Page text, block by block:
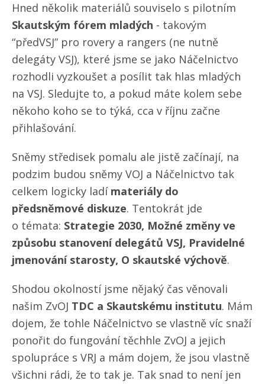
Hned několik materiálů souviselo s pilotním
Skautským fórem mladých - takovým
“předVSJ” pro rovery a rangers (ne nutně
delegáty VSJ), které jsme se jako Náčelnictvo
rozhodli vyzkoušet a posílit tak hlas mladých
na VSJ. Sledujte to, a pokud máte kolem sebe
někoho koho se to týká, cca v říjnu začne
přihlašování.
Sněmy středisek pomalu ale jistě začínají, na
podzim budou sněmy VOJ a Náčelnictvo tak
celkem logicky ladí materiály do
předsněmové diskuze. Tentokrát jde
o témata: Strategie 2030, Možné změny ve
způsobu stanovení delegátů VSJ, Pravidelné
jmenování starosty, O skautské výchově.
Shodou okolností jsme nějaký čas věnovali
našim ZvOJ TDC a Skautskému institutu. Mám
dojem, že tohle Náčelnictvo se vlastně víc snaží
ponořit do fungování těchhle ZvOJ a jejich
spolupráce s VRJ a mám dojem, že jsou vlastně
všichni rádi, že to tak je. Tak snad to není jen